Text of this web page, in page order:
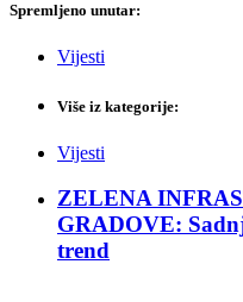
Spremljeno unutar:
Vijesti
Više iz kategorije:
Vijesti
ZELENA
GRADOVE:
trend